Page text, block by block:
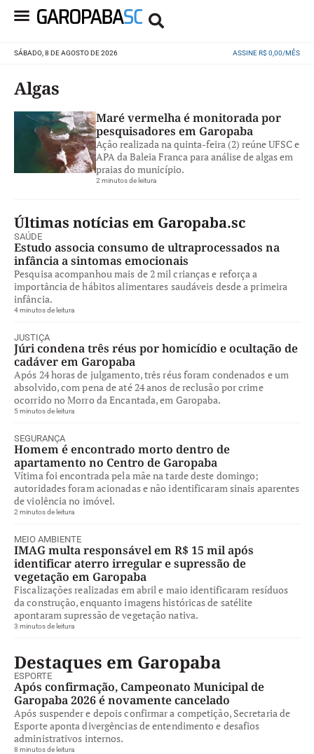
SÁBADO, 8 DE AGOSTO DE 2026 ASSINE R$ 0,00/MÊS
Algas
Maré vermelha é monitorada por
pesquisadores em Garopaba
Ação realizada na quinta-feira (2) reúne UFSC e
APA da Baleia Franca para análise de algas em
praias do município.
2 minutos de leitura
Últimas notícias em Garopaba.sc
SAÚDE
Estudo associa consumo de ultraprocessados na
infância a sintomas emocionais
Pesquisa acompanhou mais de 2 mil crianças e reforça a
importância de hábitos alimentares saudáveis desde a primeira
infância.
4 minutos de leitura
JUSTIÇA
Júri condena três réus por homicídio e ocultação de
cadáver em Garopaba
Após 24 horas de julgamento, três réus foram condenados e um
absolvido, com pena de até 24 anos de reclusão por crime
ocorrido no Morro da Encantada, em Garopaba.
5 minutos de leitura
SEGURANÇA
Homem é encontrado morto dentro de
apartamento no Centro de Garopaba
Vítima foi encontrada pela mãe na tarde deste domingo;
autoridades foram acionadas e não identificaram sinais aparentes
de violência no imóvel.
2 minutos de leitura
MEIO AMBIENTE
IMAG multa responsável em R$ 15 mil após
identificar aterro irregular e supressão de
vegetação em Garopaba
Fiscalizações realizadas em abril e maio identificaram resíduos
da construção, enquanto imagens históricas de satélite
apontaram supressão de vegetação nativa.
3 minutos de leitura
Destaques em Garopaba
ESPORTE
Após confirmação, Campeonato Municipal de
Garopaba 2026 é novamente cancelado
Após suspender e depois confirmar a competição, Secretaria de
Esporte aponta divergências de entendimento e desafios
administrativos internos.
8 minutos de leitura